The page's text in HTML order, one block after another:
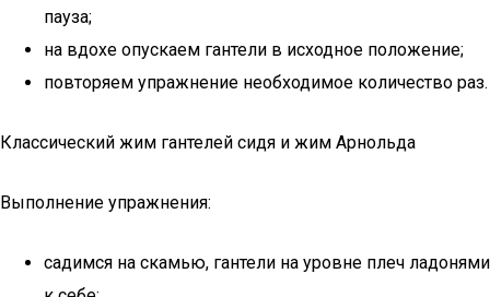
пауза;
на вдохе опускаем гантели в исходное положение;
повторяем упражнение необходимое количество раз.
Классический жим гантелей сидя и жим Арнольда
Выполнение упражнения:
садимся на скамью, гантели на уровне плеч ладонями